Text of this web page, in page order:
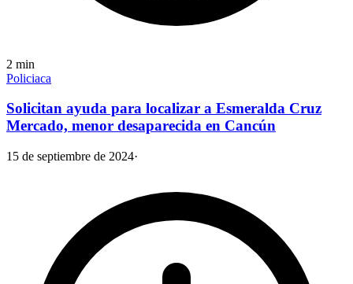
2 min
Policiaca
Solicitan ayuda para localizar a Esmeralda Cruz
Mercado, menor desaparecida en Cancún
15 de septiembre de 2024·